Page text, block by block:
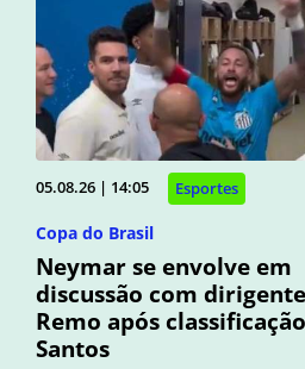
05.08.26 | 14:05 Esportes
Copa do Brasil
Neymar se envolve em
discussão com
Remo após
Santos